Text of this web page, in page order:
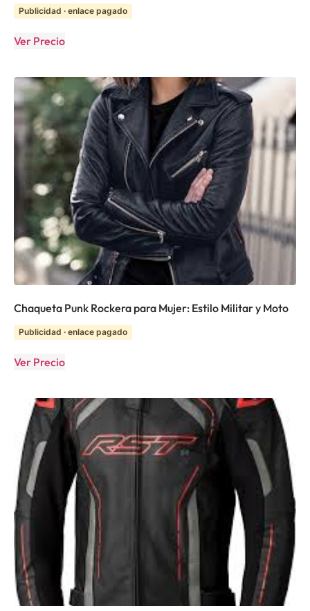
Publicidad · enlace pagado
Ver Precio
Chaqueta Punk Rockera para Mujer: Estilo Militar y Moto
Publicidad · enlace pagado
Ver Precio